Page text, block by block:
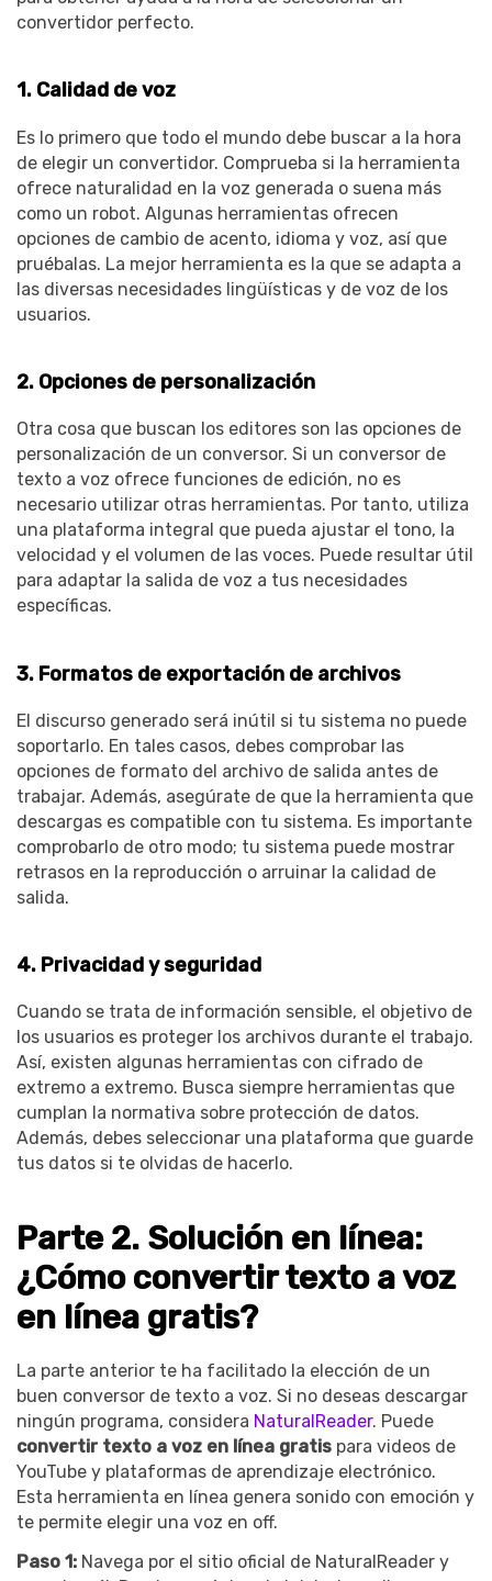
convertidor perfecto.
1. Calidad de voz
Es lo primero que todo el mundo debe buscar a la hora
de elegir un convertidor. Comprueba si la herramienta
ofrece naturalidad en la voz generada o suena más
como un robot. Algunas herramientas ofrecen
opciones de cambio de acento, idioma y voz, así que
pruébalas. La mejor herramienta es la que se adapta a
las diversas necesidades lingüísticas y de voz de los
usuarios.
2. Opciones de personalización
Otra cosa que buscan los editores son las opciones de
personalización de un conversor. Si un conversor de
texto a voz ofrece funciones de edición, no es
necesario utilizar otras herramientas. Por tanto, utiliza
una plataforma integral que pueda ajustar el tono, la
velocidad y el volumen de las voces. Puede resultar útil
para adaptar la salida de voz a tus necesidades
específicas.
3. Formatos de exportación de archivos
El discurso generado será inútil si tu sistema no puede
soportarlo. En tales casos, debes comprobar las
opciones de formato del archivo de salida antes de
trabajar. Además, asegúrate de que la herramienta que
descargas es compatible con tu sistema. Es importante
comprobarlo de otro modo; tu sistema puede mostrar
retrasos en la reproducción o arruinar la calidad de
salida.
4. Privacidad y seguridad
Cuando se trata de información sensible, el objetivo de
los usuarios es proteger los archivos durante el trabajo.
Así, existen algunas herramientas con cifrado de
extremo a extremo. Busca siempre herramientas que
cumplan la normativa sobre protección de datos.
Además, debes seleccionar una plataforma que guarde
tus datos si te olvidas de hacerlo.
Parte 2. Solución en línea:
¿Cómo convertir texto a voz
en línea gratis?
La parte anterior te ha facilitado la elección de un
buen conversor de texto a voz. Si no deseas descargar
ningún programa, considera NaturalReader. Puede
convertir texto a voz en línea gratis para videos de
YouTube y plataformas de aprendizaje electrónico.
Esta herramienta en línea genera sonido con emoción y
te permite elegir una voz en off.
Paso 1: Navega por el sitio oficial de NaturalReader y